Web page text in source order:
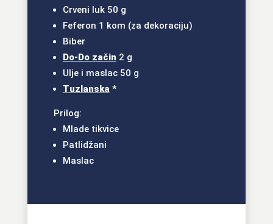
Crveni luk 50 g
Feferon 1 kom (za dekoraciju)
Biber
Do-Do začin 2 g
Ulje i maslac 50 g
Tuzlanska*
Prilog:
Mlade tikvice
Patlidžani
Maslac